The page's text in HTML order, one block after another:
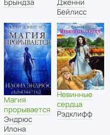
Брындза
Бейлисс
Магия
прорывается
Эндрюс
Илона
Невинные
сердца
Рэдклифф